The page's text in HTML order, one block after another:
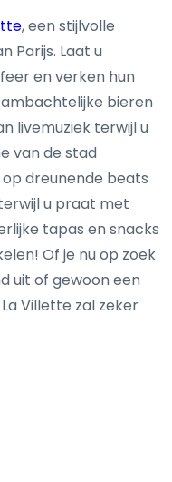
, een stijlvolle
Parijs. Laat u
en verken hun
bieren
livemuziek terwijl u
van de stad
dreunende beats
u praat met
tapas en snacks
Of je nu op zoek
uit of gewoon een
Villette zal zeker